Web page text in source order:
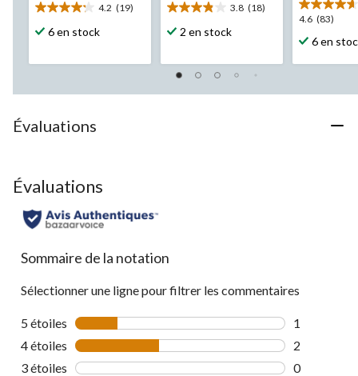
4.2 (19)
4.2
étoile(s)
6 en stock
3.8 (18)
3.8
étoile(s)
18
2 en stock
4.6 (83)
4.6
étoile(s)
sur
5.
6 en
Évaluations
Évaluations
Sommaire de la notation
Sélectionner une ligne pour filtrer les commentaires
5 étoiles étoiles
1
4 étoiles étoiles
2
3 étoiles étoiles
0